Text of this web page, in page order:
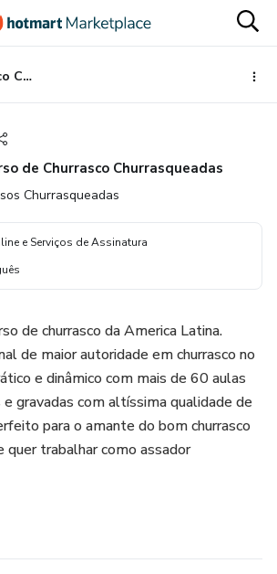
Curso de Churrasco Churrasqueadas
de Churrasco Churrasqueadas
Churrasqueadas
e Serviços de Assinatura
de churrasco da America Latina.
de maior autoridade em churrasco no
e dinâmico com mais de 60 aulas
gravadas com altíssima qualidade de
para o amante do bom churrasco
quer trabalhar como assador